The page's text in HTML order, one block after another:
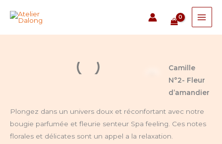
Camille
N°2- Fleur
d’amandier
Plongez dans un univers doux et réconfortant avec notre
bougie parfumée et fleurie senteur Spa feeling. Ces notes
florales et délicates sont un appel a la relaxation.